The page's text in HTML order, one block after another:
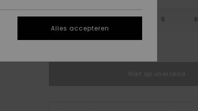
2 3 4 5 6
Alles accepteren